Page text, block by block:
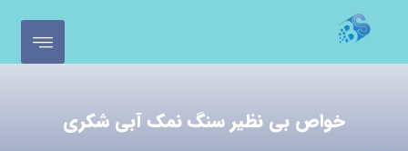
خواص بی نظیر سنگ نمک آبی شکری